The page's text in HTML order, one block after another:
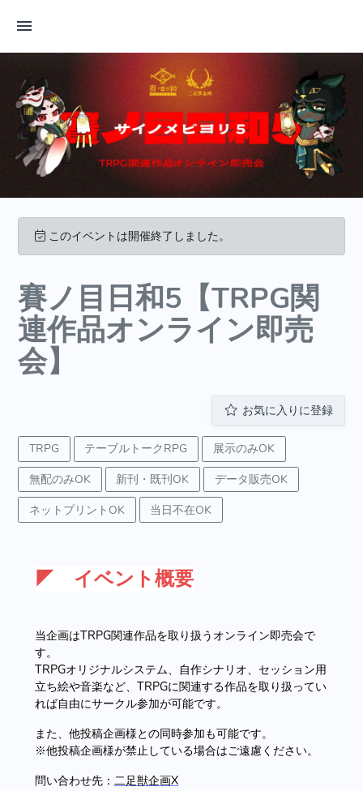
このイベントは開催終了しました。
賽ノ目日和5【TRPG関
連作品オンライン即売
会】
お気に入りに登録
TRPG テーブルトークRPG
展示のみOK
無配のみOK
新刊・既刊OK
データ販売OK
ネットプリントOK
当日不在OK
◤ イベント概要
当企画はTRPG関連作品を取り扱うオンライン即売会で
す。
TRPGオリジナルシステム、自作シナリオ、セッション用
立ち絵や音楽など、TRPGに関連する作品を取り扱ってい
れば自由にサークル参加が可能です。
また、他投稿企画様との同時参加も可能です。
※他投稿企画様が禁止している場合はご遠慮ください。
問い合わせ先： 二足獣企画X